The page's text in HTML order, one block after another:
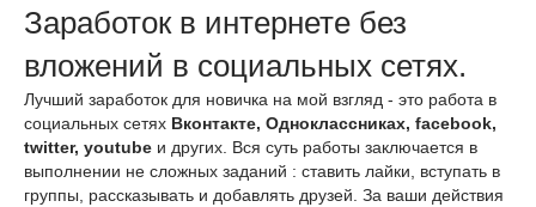
Заработок в интернете без
вложений в социальных сетях.
Лучший заработок для новичка на мой взгляд - это работа в
социальных сетях Вконтакте, Одноклассниках, facebook,
twitter, youtube и других. Вся суть работы заключается в
выполнении не сложных заданий : ставить лайки, вступать в
группы, рассказывать и добавлять друзей. За ваши действия